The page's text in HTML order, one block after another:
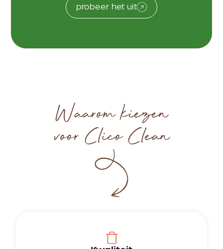
probeer het uit
Waarom kiezen
voor Clico Clean